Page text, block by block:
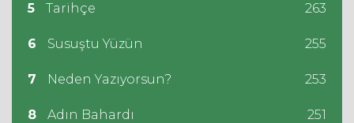
5 Tarihçe 263
6 Susuştu Yüzün 255
7 Neden Yazıyorsun? 253
8 Adın Bahardı 251